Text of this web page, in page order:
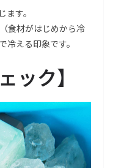
す。
食材がはじめから冷
冷える印象です。
ック】